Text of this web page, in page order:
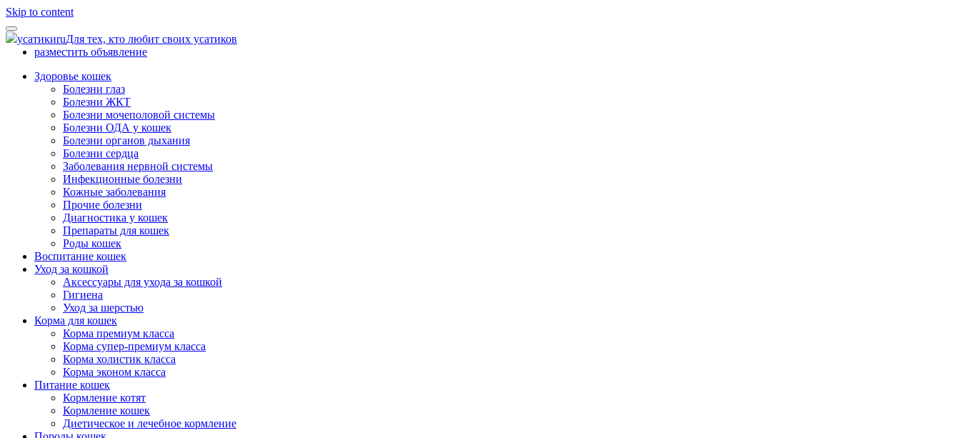
Skip to content
усатикиruДля тех, кто любит своих усатиков
разместить объявление
Здоровье кошек
Болезни глаз
Болезни ЖКТ
Болезни мочеполовой системы
Болезни ОДА у кошек
Болезни органов дыхания
Болезни сердца
Заболевания нервной системы
Инфекционные болезни
Кожные заболевания
Прочие болезни
Диагностика у кошек
Препараты для кошек
Роды кошек
Воспитание кошек
Уход за кошкой
Аксессуары для ухода за кошкой
Гигиена
Уход за шерстью
Корма для кошек
Корма премиум класса
Корма супер-премиум класса
Корма холистик класса
Корма эконом класса
Питание кошек
Кормление котят
Кормление кошек
Диетическое и лечебное кормление